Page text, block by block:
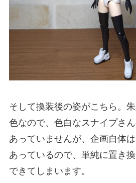
そして換装後の姿がこちら。
色なので、色白なスナイプさ
あっていませんが、企画自体
あっているので、単純に置き
できてしまいます。